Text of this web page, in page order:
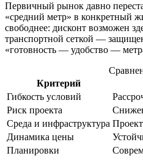
Первичный рынок давно
«средний метр» в конкретный
свободнее: дисконт возможен
транспортной сеткой —
«готовность — удобство —
Критерий
Гибкость условий
Риск проекта
Среда и инфраструктура
Динамика цены
Планировки